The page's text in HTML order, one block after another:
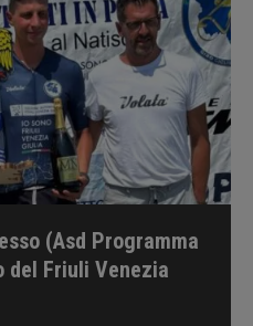
(Asd Programma
del Friuli Venezia